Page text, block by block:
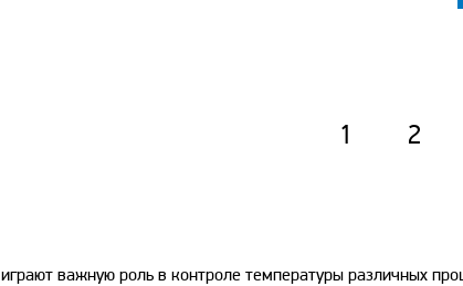
1 2
играют важную роль в контроле температуры различных